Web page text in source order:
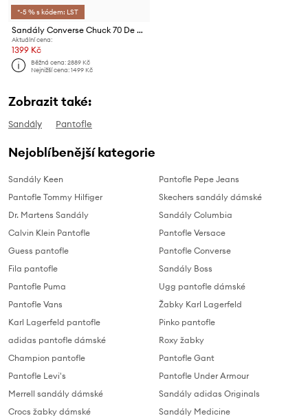
*-5 % s kódem: LST
Sandály Converse Chuck 70 De Luxe Heel Nu
Aktuální cena:
1399 Kč
Běžná cena:2889 Kč
Nejnižší cena:1499 Kč
Zobrazit také:
Sandály Pantofle
Nejoblíbenější kategorie
Sandály Keen
Pantofle Tommy Hilfiger
Dr. Martens Sandály
Calvin Klein Pantofle
Guess pantofle
Fila pantofle
Pantofle Puma
Pantofle Vans
Karl Lagerfeld pantofle
adidas pantofle dámské
Champion pantofle
Pantofle Levi's
Merrell sandály dámské
Crocs žabky dámské
Pantofle Pepe Jeans
Skechers sandály dámské
Sandály Columbia
Pantofle Versace
Pantofle Converse
Sandály Boss
Ugg pantofle dámské
Žabky Karl Lagerfeld
Pinko pantofle
Roxy žabky
Pantofle Gant
Pantofle Under Armour
Sandály adidas Originals
Sandály Medicine